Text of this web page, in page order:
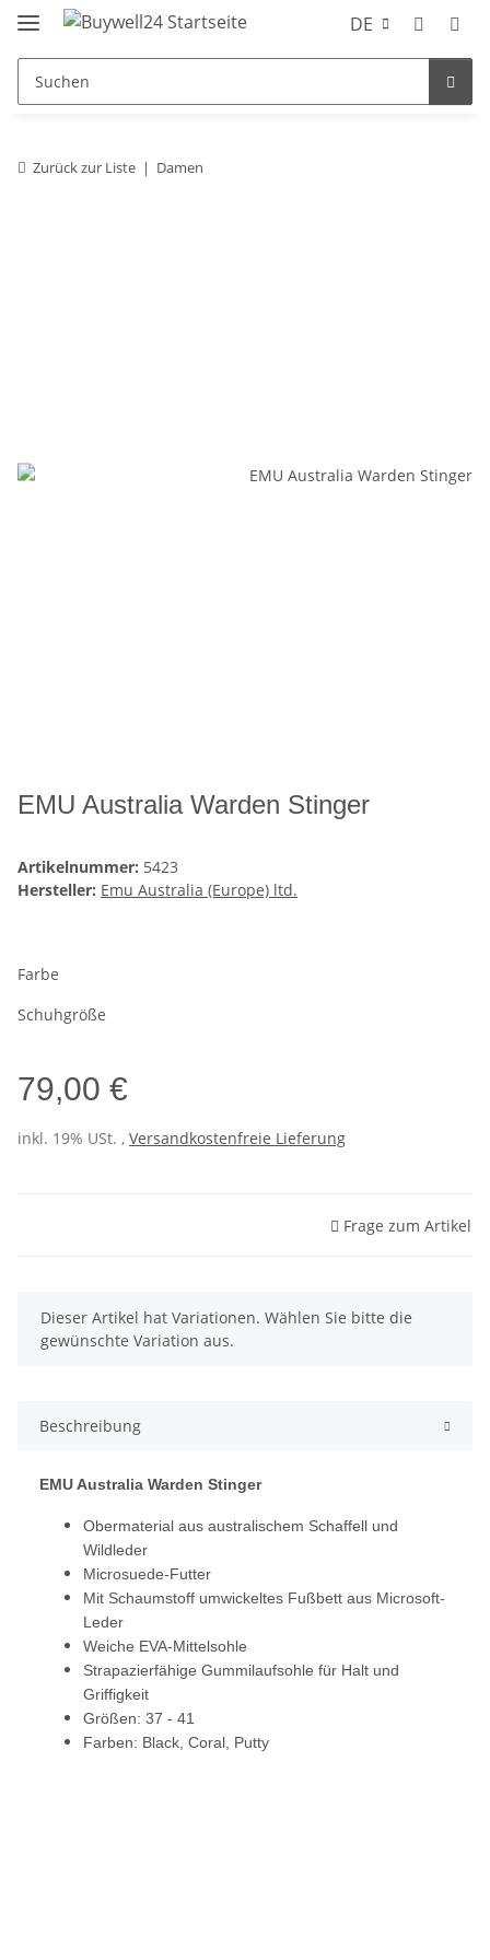
DE
Zurück zur Liste Damen
EMU Australia Warden Stinger
Artikelnummer: 5423
Hersteller: Emu Australia (Europe) ltd.
Farbe
Schuhgröße
79,00 €
inkl. 19% USt. , Versandkostenfreie Lieferung
Frage zum Artikel
x
Dieser Artikel hat Variationen. Wählen Sie bitte die
gewünschte Variation aus.
Beschreibung
EMU Australia Warden Stinger
Obermaterial aus australischem Schaffell und
Wildleder
Microsuede-Futter
Mit Schaumstoff umwickeltes Fußbett aus Microsoft-
Leder
Weiche EVA-Mittelsohle
Strapazierfähige Gummilaufsohle für Halt und
Griffigkeit
Größen: 37 - 41
Farben: Black, Coral, Putty